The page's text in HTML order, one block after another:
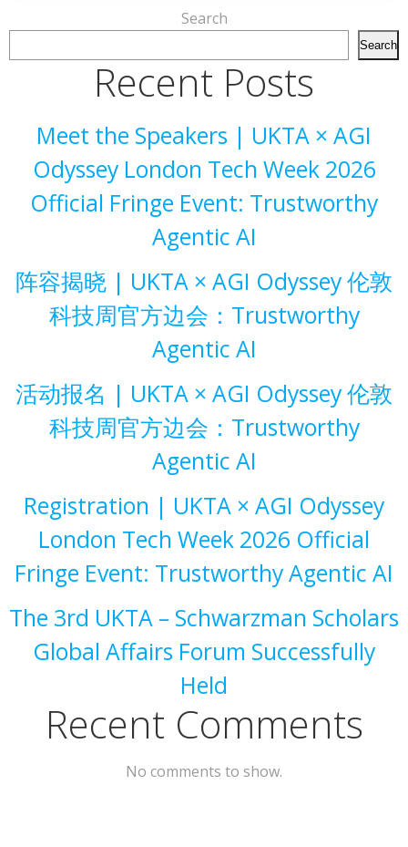
Search
Search
Recent Posts
Meet the Speakers | UKTA × AGI
Odyssey London Tech Week 2026
Official Fringe Event: Trustworthy
Agentic AI
阵容揭晓 | UKTA × AGI Odyssey 伦敦
科技周官方边会：Trustworthy
Agentic AI
活动报名 | UKTA × AGI Odyssey 伦敦
科技周官方边会：Trustworthy
Agentic AI
Registration | UKTA × AGI Odyssey
London Tech Week 2026 Official
Fringe Event: Trustworthy Agentic AI
The 3rd UKTA – Schwarzman Scholars
Global Affairs Forum Successfully
Held
Recent Comments
No comments to show.